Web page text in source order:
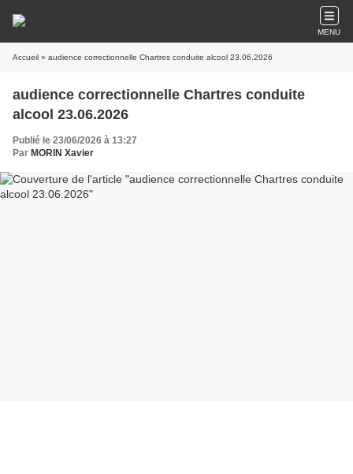
MENU
Accueil » audience correctionnelle Chartres conduite alcool 23.06.2026
audience correctionnelle Chartres conduite
alcool 23.06.2026
Publié le 23/06/2026 à 13:27
Par MORIN Xavier